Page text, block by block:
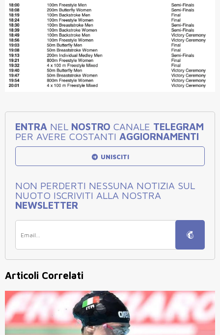
ENTRA NEL NOSTRO CANALE TELEGRAM
PER AVERE COSTANTI AGGIORNAMENTI
UNISCITI
NON PERDERTI NESSUNA NOTIZIA SUL
NUOTO ISCRIVITI ALLA NOSTRA
NEWSLETTER
Articoli Correlati